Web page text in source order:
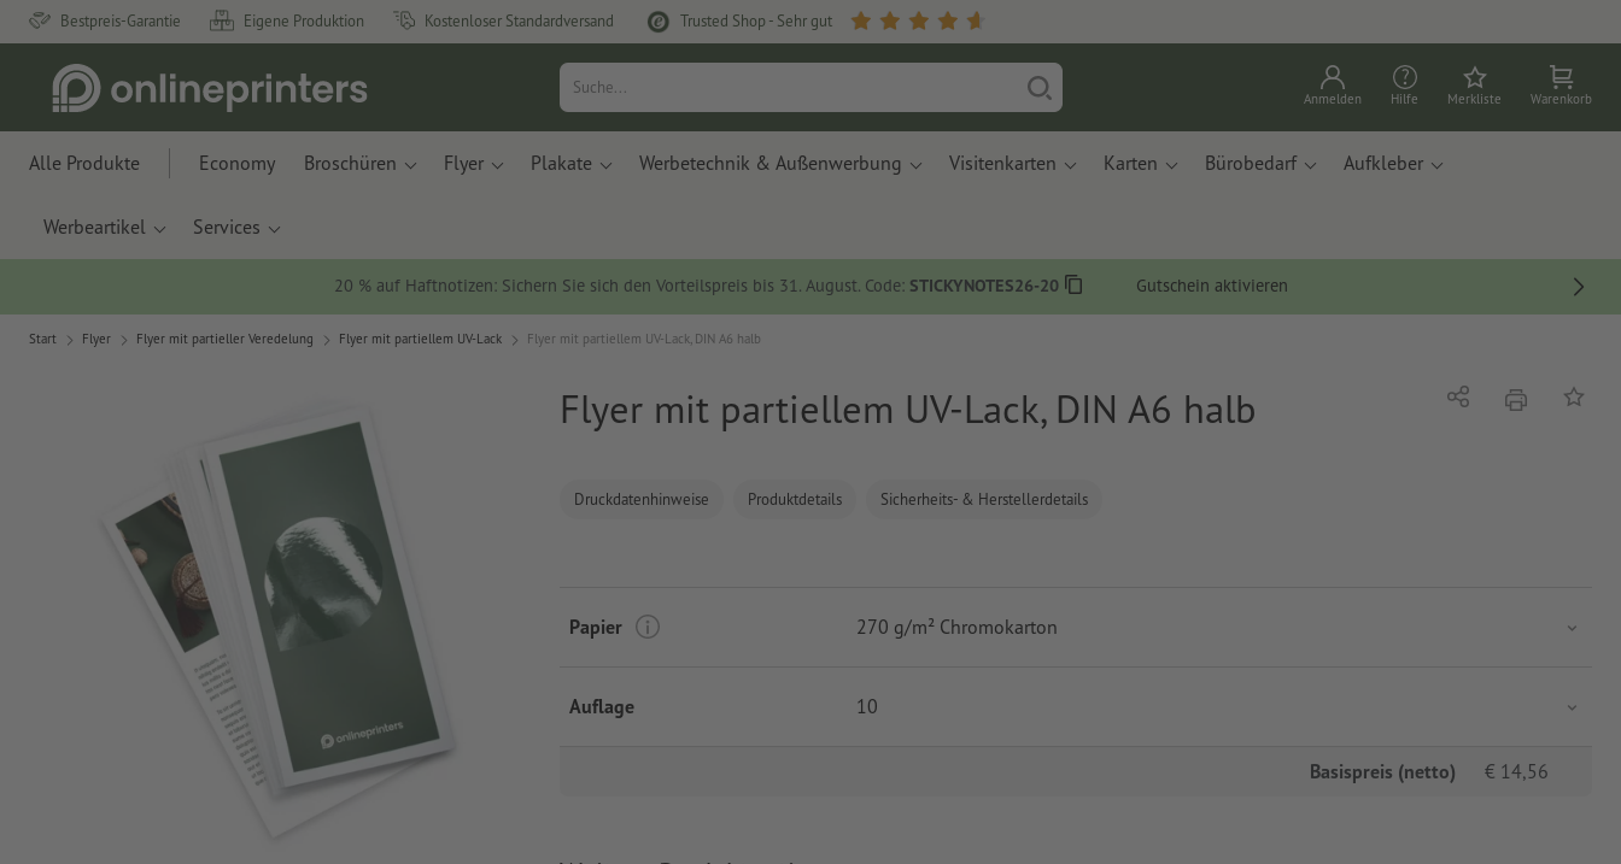
Bestpreis-Garantie Eigene Produktion Kostenloser Standardversand Trusted Shop - Sehr gut
Anmelden Hilfe Merkliste Warenkorb
Alle Produkte Economy Broschüren Flyer Plakate Werbetechnik & Außenwerbung Visitenkarten Karten Bürobedarf Aufkleber
Werbeartikel Services
20 % auf Haftnotizen: Sichern Sie sich den Vorteilspreis bis 31. August. Code: STICKYNOTES26-20 Gutschein aktivieren
Start Flyer Flyer mit partieller Veredelung Flyer mit partiellem UV-Lack Flyer mit partiellem UV-Lack, DIN A6 halb
Flyer mit partiellem UV-Lack, DIN A6 halb
Druckdatenhinweise Produktdetails Sicherheits- & Herstellerdetails
Teilen DruckenAuf
Papier 270 g/m² Chromokarton
Auflage 10
Basispreis (netto) € 14,56